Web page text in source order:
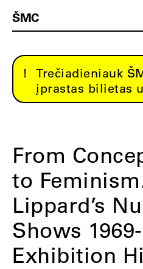
ŠMC
Trečiadieniauk
įprastas bilietas
From
to
Lippard’s
Shows
Exhibition